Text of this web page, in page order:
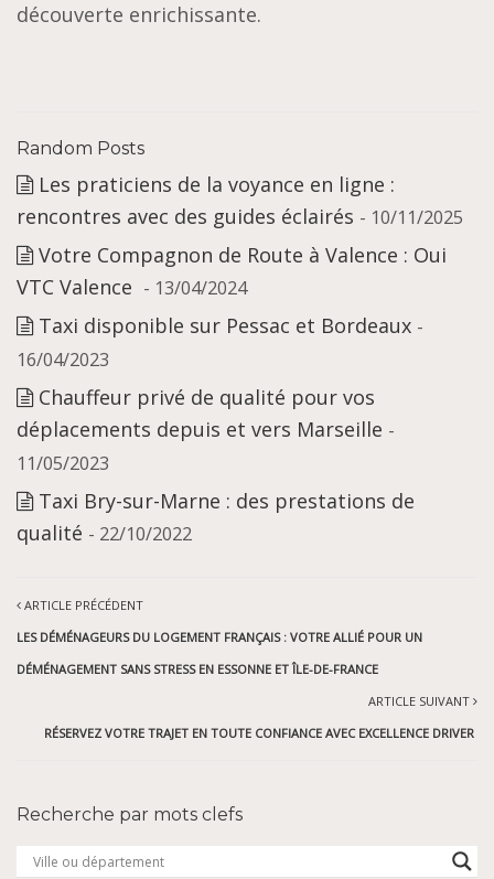
découverte enrichissante.
Random Posts
Les praticiens de la voyance en ligne :
rencontres avec des guides éclairés - 10/11/2025
Votre Compagnon de Route à Valence : Oui
VTC Valence - 13/04/2024
Taxi disponible sur Pessac et Bordeaux -
16/04/2023
Chauffeur privé de qualité pour vos
déplacements depuis et vers Marseille -
11/05/2023
Taxi Bry-sur-Marne : des prestations de
qualité - 22/10/2022
ARTICLE PRÉCÉDENT
LES DÉMÉNAGEURS DU LOGEMENT FRANÇAIS : VOTRE ALLIÉ POUR UN
DÉMÉNAGEMENT SANS STRESS EN ESSONNE ET ÎLE-DE-FRANCE
ARTICLE SUIVANT
RÉSERVEZ VOTRE TRAJET EN TOUTE CONFIANCE AVEC EXCELLENCE DRIVER
Recherche par mots clefs